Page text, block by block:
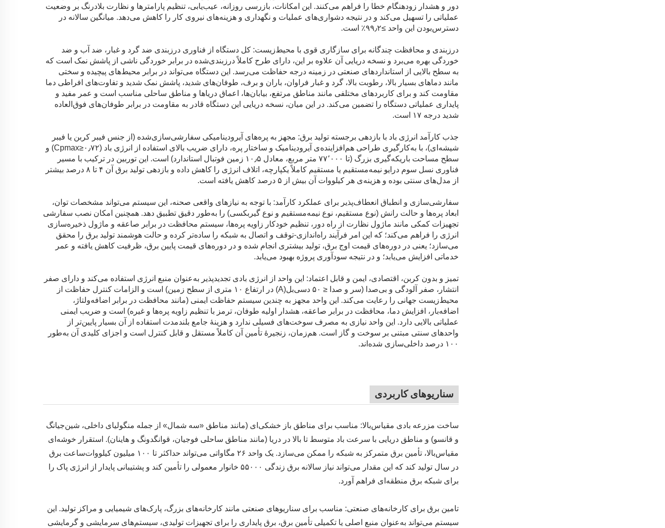
دور و هشدار زودهنگام خطا را فراهم می‌کنند. این امکانات، بازرسی روزانه، عیب‌یابی، تنظیم پارامترها و نظارت بلادرنگ بر وضعیت
عملیاتی را تسهیل می‌کند و در نتیجه دشواری‌های عملیات و نگهداری و هزینه‌های نیروی کار را کاهش می‌دهد. میانگین سالانه در
دسترس‌بودن این واحد ≥۹۹٫۲٪ است.
درزبندی و محافظت چندگانه برای سازگاری قوی با محیط‌زیست: کل دستگاه از فناوری درزبندی ضد گرد و غبار، ضد آب و ضد
خوردگی بهره می‌برد و نسخه دریایی آن علاوه بر این، دارای طرح کاملاً درزبندی‌شده در برابر خوردگی ناشی از پاشش نمک است که
به سطح بالایی از استانداردهای صنعتی در زمینه درجه حفاظت می‌رسد. این دستگاه می‌تواند در برابر محیط‌های پیچیده و سختی
مانند دماهای بسیار بالا، رطوبت بالا، گرد و غبار فراوان، باران و برف، طوفان‌های شدید، پاشش نمک شدید و تفاوت‌های افراطی دما
مقاومت کند و برای کاربردهای مختلفی مانند مناطق مرتفع، بیابان‌ها، اعماق دریاها و مناطق ساحلی مناسب است و عمر مفید و
پایداری عملیاتی دستگاه را تضمین می‌کند. در این میان، نسخه دریایی این دستگاه قادر به مقاومت در برابر طوفان‌های فوق‌العاده
شدید درجه ۱۷ است.
جذب کارآمد انرژی باد با بازدهی برجسته تولید برق: مجهز به پره‌های آیرودینامیکی سفارشی‌سازی‌شده (از جنس فیبر کربن یا فیبر
شیشه‌ای)، با به‌کارگیری طراحی هم‌افزاینده‌ی آیرودینامیک و ساختار پره، دارای ضریب بالای استفاده از انرژی باد (Cpmax≥۰٫۷۲) و
سطح مساحت باریکه‌گیری بزرگ (تا ۷۷٬۰۰۰ متر مربع، معادل ۱۰٫۵ زمین فوتبال استاندارد) است. این توربین در ترکیب با مسیر
فناوری نسل سوم درایو نیمه‌مستقیم یا مستقیم کاملاً یکپارچه، اتلاف انرژی را کاهش داده و بازدهی تولید برق آن ۴ تا ۸ درصد بیشتر
از مدل‌های سنتی بوده و هزینه‌ی هر کیلووات آن بیش از ۵ درصد کاهش یافته است.
سفارشی‌سازی و انطباق انعطاف‌پذیر برای عملکرد کارآمد: با توجه به نیازهای واقعی صحنه، این سیستم می‌تواند مشخصات توان،
ابعاد پره‌ها و حالت رانش (نوع مستقیم، نوع نیمه‌مستقیم و نوع گیربکسی) را به‌طور دقیق تطبیق دهد. همچنین امکان نصب سفارشی
تجهیزات کمکی مانند ماژول نظارت از راه دور، تنظیم خودکار زاویه پره‌ها، سیستم محافظت در برابر صاعقه و ماژول ذخیره‌سازی
انرژی را فراهم می‌کند؛ که این امر فرآیند راه‌اندازی-توقف و اتصال به شبکه را ساده‌تر کرده و حالت هوشمند تولید برق را محقق
می‌سازد؛ یعنی در دوره‌های قیمت اوج برق، تولید بیشتری انجام شده و در دوره‌های قیمت پایین برق، ظرفیت کاهش یافته و عمر
خدماتی افزایش می‌یابد؛ و در نتیجه سودآوری پروژه بهبود می‌یابد.
تمیز و بدون کربن، اقتصادی، ایمن و قابل اعتماد: این واحد از انرژی بادی تجدیدپذیر به‌عنوان منبع انرژی استفاده می‌کند و دارای صفر
انتشار، صفر آلودگی و بی‌صدا (سر و صدا ≤ ۵۰ دسی‌بل(A) در ارتفاع ۱۰ متری از سطح زمین) است و الزامات کنترل حفاظت از
محیط‌زیست جهانی را رعایت می‌کند. این واحد مجهز به چندین سیستم حفاظت ایمنی (مانند محافظت در برابر اضافه‌ولتاژ،
اضافه‌بار، افزایش دما، محافظت در برابر صاعقه، هشدار اولیه طوفان، ترمز با تنظیم زاویه پره‌ها و غیره) است و ضریب ایمنی
عملیاتی بالایی دارد. این واحد نیازی به مصرف سوخت‌های فسیلی ندارد و هزینهٔ جامع بلندمدت استفاده از آن بسیار پایین‌تر از
واحدهای سنتی مبتنی بر سوخت و گاز است. هم‌زمان، زنجیرهٔ تأمین آن کاملاً مستقل و قابل کنترل است و اجزای کلیدی آن به‌طور
۱۰۰ درصد داخلی‌سازی شده‌اند.
سناریوهای کاربردی
ساخت مزرعه بادی مقیاس‌بالا: مناسب برای مناطق باز خشکی‌ای (مانند مناطق «سه شمال» از جمله منگولیای داخلی، شین‌جیانگ
و قانسو) و مناطق دریایی با سرعت باد متوسط تا بالا در دریا (مانند مناطق ساحلی فوجیان، قوانگدونگ و هاینان). استقرار خوشه‌ای
مقیاس‌بالا، تأمین برق متمرکز به شبکه را ممکن می‌سازد. یک واحد ۲۶ مگاواتی می‌تواند حداکثر تا ۱۰۰ میلیون کیلووات‌ساعت برق
در سال تولید کند که این مقدار می‌تواند نیاز سالانه برق زندگی ۵۵۰۰۰ خانوار معمولی را تأمین کند و پشتیبانی پایدار از انرژی پاک را
برای شبکه برق منطقه‌ای فراهم آورد.
تامین برق برای کارخانه‌های صنعتی: مناسب برای سناریوهای صنعتی مانند کارخانه‌های بزرگ، پارک‌های شیمیایی و مراکز تولید. این
سیستم می‌تواند به‌عنوان منبع اصلی یا تکمیلی تأمین برق، برق پایداری را برای تجهیزات تولیدی، سیستم‌های سرمایشی و گرمایشی